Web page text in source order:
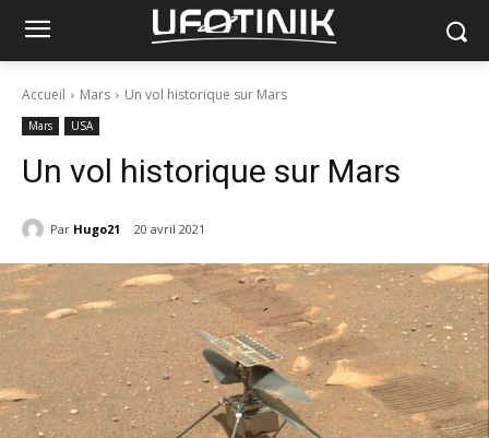
Accueil Mars Un vol historique sur Mars
Mars USA
Un vol historique sur Mars
Par Hugo21 20 avril 2021